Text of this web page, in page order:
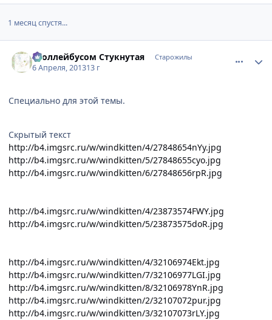
1 месяц спустя...
Троллейбусом Стукнутая Старожилы
6 Апреля, 201313 г
Специально для этой темы.
Скрытый текст
http://b4.imgsrc.ru/w/windkitten/4/27848654nYy.jpg
http://b4.imgsrc.ru/w/windkitten/5/27848655cyo.jpg
http://b4.imgsrc.ru/w/windkitten/6/27848656rpR.jpg
http://b4.imgsrc.ru/w/windkitten/4/23873574FWY.jpg
http://b4.imgsrc.ru/w/windkitten/5/23873575doR.jpg
http://b4.imgsrc.ru/w/windkitten/4/32106974Ekt.jpg
http://b4.imgsrc.ru/w/windkitten/7/32106977LGI.jpg
http://b4.imgsrc.ru/w/windkitten/8/32106978YnR.jpg
http://b4.imgsrc.ru/w/windkitten/2/32107072pur.jpg
http://b4.imgsrc.ru/w/windkitten/3/32107073rLY.jpg